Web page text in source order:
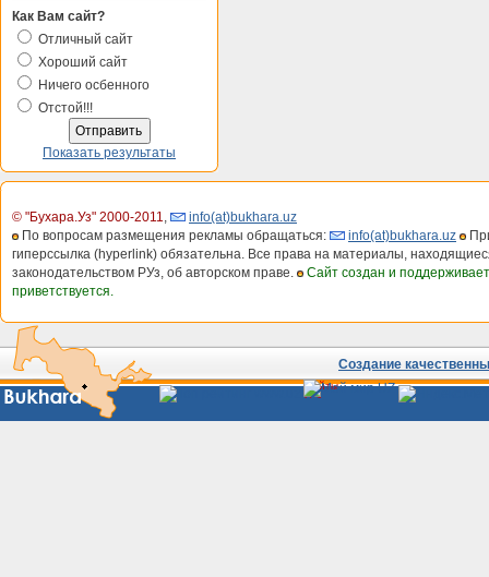
Как Вам сайт?
Отличный сайт
Хороший сайт
Ничего осбенного
Отстой!!!
Показать результаты
© "Бухара.Уз" 2000-2011,
info(at)bukhara.uz
По вопросам размещения рекламы обращаться:
info(at)bukhara.uz
гиперссылка (hyperlink) обязательна. Все права на материалы,
законодательством РУз, об авторском праве.
Сайт создан и
приветствуется.
Создание
Сайты
Узбекистана